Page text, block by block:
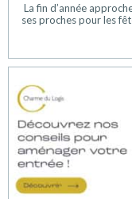
La fin d’année
ses proches pour les